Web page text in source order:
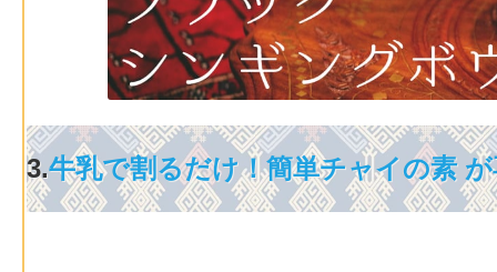
3.牛乳で割るだけ！簡単チャイの素